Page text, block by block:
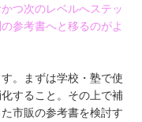
つ次のレベルへステッ
参考書へと移るのがよ
。まずは学校・塾で使
すること。その上で補
市販の参考書を検討す